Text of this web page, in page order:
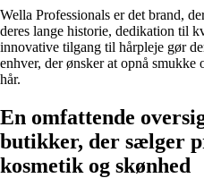
Wella Professionals er det brand,
deres lange historie, dedikation til
innovative tilgang til hårpleje gør
enhver, der ønsker at opnå smukke
hår.
En omfattende
butikker, der sælger
kosmetik og skønhed